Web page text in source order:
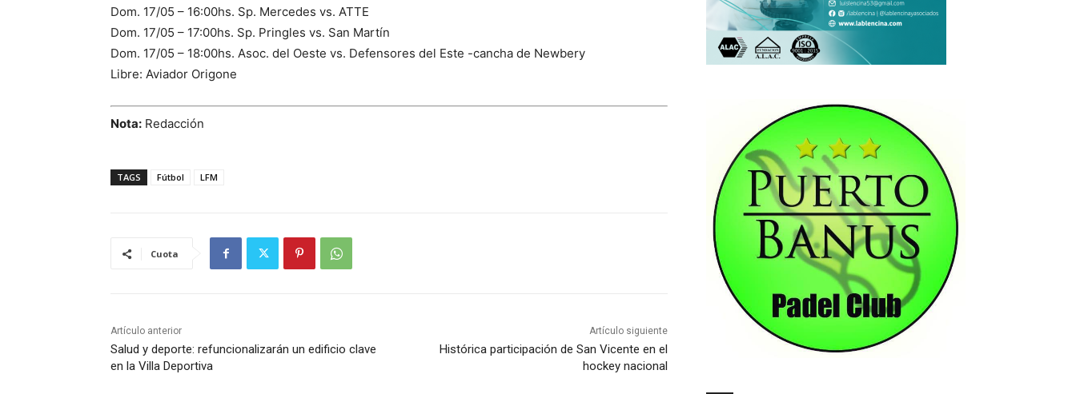
Dom. 17/05 – 16:00hs. Sp. Mercedes vs. ATTE
Dom. 17/05 – 17:00hs. Sp. Pringles vs. San Martín
Dom. 17/05 – 18:00hs. Asoc. del Oeste vs. Defensores del Este -cancha de Newbery
Libre: Aviador Origone
Nota: Redacción
TAGS Fútbol LFM
Cuota
Artículo anterior
Salud y deporte: refuncionalizarán un edificio clave
en la Villa Deportiva
Artículo siguiente
Histórica participación de San Vicente en el
hockey nacional